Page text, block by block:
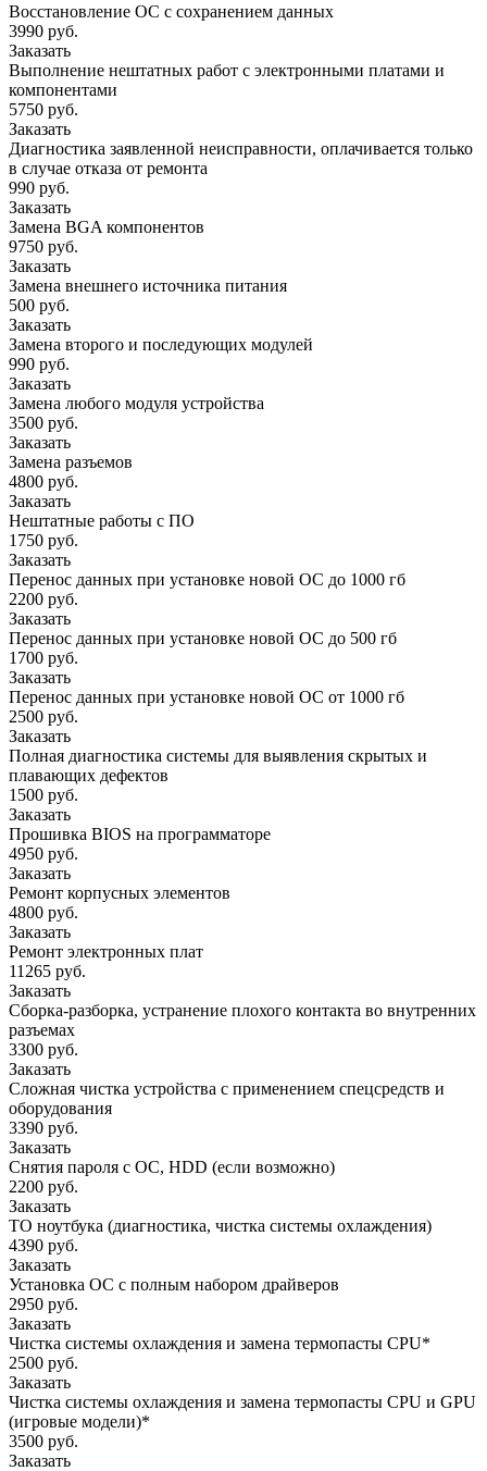
Восстановление ОС с сохранением данных
3990 руб.
Заказать
Выполнение нештатных работ с электронными платами и
компонентами
5750 руб.
Заказать
Диагностика заявленной неисправности, оплачивается только
в случае отказа от ремонта
990 руб.
Заказать
Замена BGA компонентов
9750 руб.
Заказать
Замена внешнего источника питания
500 руб.
Заказать
Замена второго и последующих модулей
990 руб.
Заказать
Замена любого модуля устройства
3500 руб.
Заказать
Замена разъемов
4800 руб.
Заказать
Нештатные работы с ПО
1750 руб.
Заказать
Перенос данных при установке новой ОС до 1000 гб
2200 руб.
Заказать
Перенос данных при установке новой ОС до 500 гб
1700 руб.
Заказать
Перенос данных при установке новой ОС от 1000 гб
2500 руб.
Заказать
Полная диагностика системы для выявления скрытых и
плавающих дефектов
1500 руб.
Заказать
Прошивка BIOS на программаторе
4950 руб.
Заказать
Ремонт корпусных элементов
4800 руб.
Заказать
Ремонт электронных плат
11265 руб.
Заказать
Сборка-разборка, устранение плохого контакта во внутренних
разъемах
3300 руб.
Заказать
Сложная чистка устройства с применением спецсредств и
оборудования
3390 руб.
Заказать
Снятия пароля с OC, HDD (если возможно)
2200 руб.
Заказать
ТО ноутбука (диагностика, чистка системы охлаждения)
4390 руб.
Заказать
Установка ОС с полным набором драйверов
2950 руб.
Заказать
Чистка системы охлаждения и замена термопасты CPU*
2500 руб.
Заказать
Чистка системы охлаждения и замена термопасты CPU и GPU
(игровые модели)*
3500 руб.
Заказать